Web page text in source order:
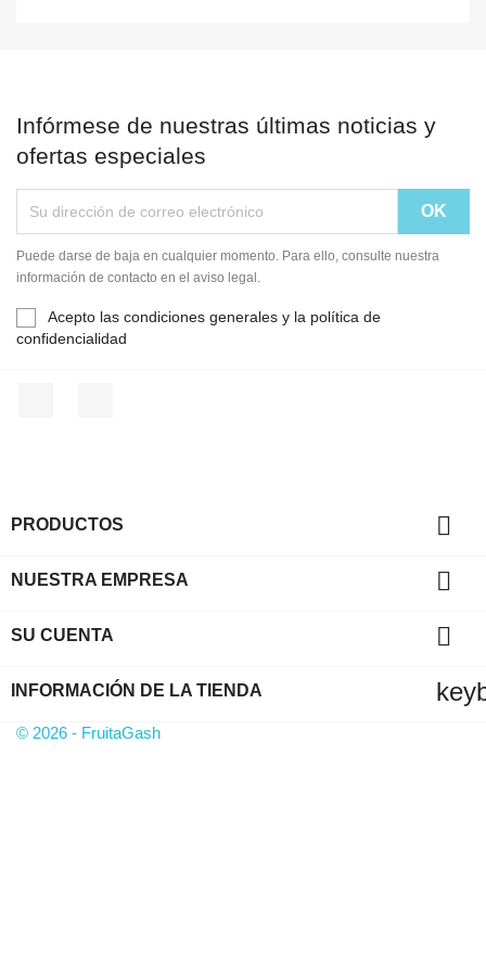
Infórmese de nuestras últimas noticias y
ofertas especiales
Puede darse de baja en cualquier momento. Para ello, consulte nuestra
información de contacto en el aviso legal.
Acepto las condiciones generales y la política de
confidencialidad
PRODUCTOS 
NUESTRA EMPRESA 
SU CUENTA 
INFORMACIÓN DE LA TIENDA
© 2026 - FruitaGash